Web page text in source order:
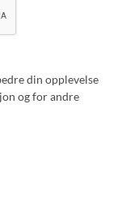
din opplevelse
og for andre